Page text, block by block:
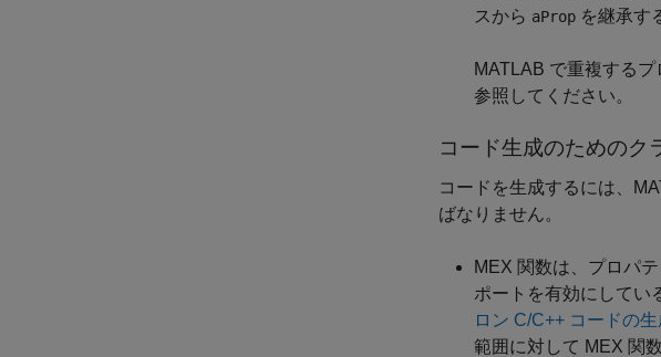
スから aProp を継承す
MATLAB で重複する
参照してください。
コード生成のためのク
コードを生成するには、
ばなりません。
MEX 関数は、プロパ
ポートを有効にしてい
ロン C/C++ コードの
範囲に対して MEX 関